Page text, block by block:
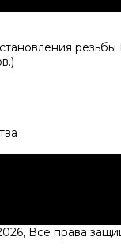
резьбы
Все права